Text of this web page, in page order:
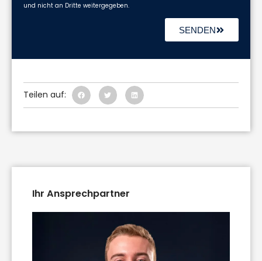
und nicht an Dritte weitergegeben.
SENDEN
Teilen auf:
Ihr Ansprechpartner